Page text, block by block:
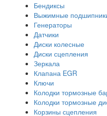
Бендиксы
Выжимные
Генераторы
Датчики
Диски колесные
Диски сцепления
Зеркала
Клапана EGR
Ключи
Колодки тормозные
Колодки тормозные
Корзины сцепления